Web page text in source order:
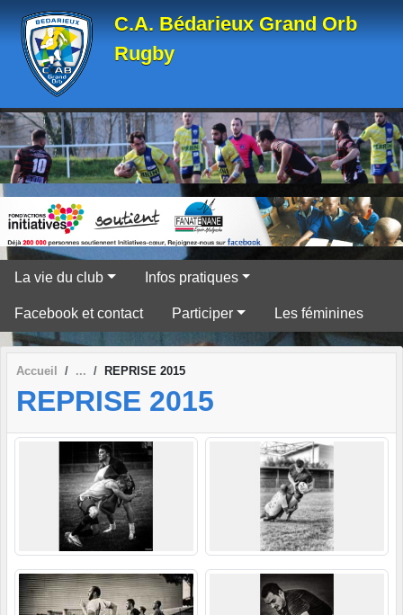
C.A. Bédarieux Grand Orb
Rugby
La vie du club Infos pratiques
Facebook et contact Participer Les féminines
Accueil REPRISE 2015
REPRISE 2015
Panneau de gestion des cookies